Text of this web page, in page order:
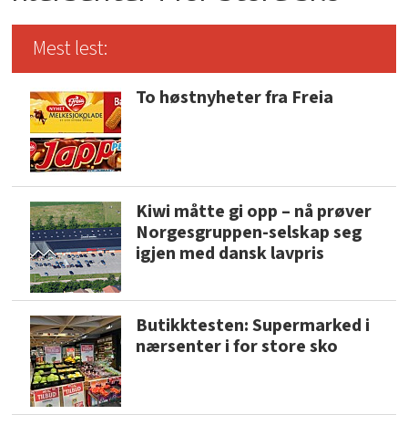
Mest lest:
To høstnyheter fra Freia
Kiwi måtte gi opp – nå prøver
Norgesgruppen-selskap seg
igjen med dansk lavpris
Butikktesten: Supermarked i
nærsenter i for store sko